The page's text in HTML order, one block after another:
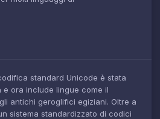
standard Unicode è stata
e ora include lingue come il
antichi geroglifici egiziani. Oltre a
sistema standardizzato di codici